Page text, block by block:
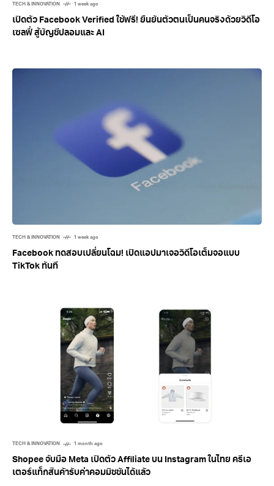
TECH & INNOVATION 1 week ago
เปิดตัว Facebook Verified ใช้ฟรี! ยืนยันตัวตนเป็นคนจริงด้วยวิดีโอ
เซลฟี่ สู้บัญชีปลอมและ AI
TECH & INNOVATION 1 week ago
Facebook ทดสอบเปลี่ยนโฉม! เปิดแอปมาเจอวิดีโอเต็มจอแบบ
TikTok ทันที
TECH & INNOVATION 1 month ago
Shopee จับมือ Meta เปิดตัว Affiliate บน Instagram ในไทย ครีเอ
เตอร์แท็กสินค้ารับค่าคอมมิชชันได้แล้ว